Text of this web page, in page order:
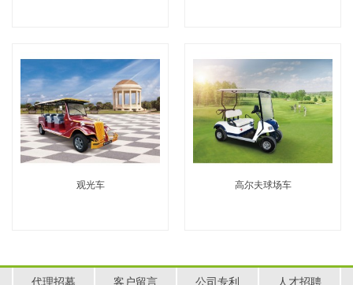
观光车 高尔夫球场车
代理招募 客户留言 公司专利 人才招聘